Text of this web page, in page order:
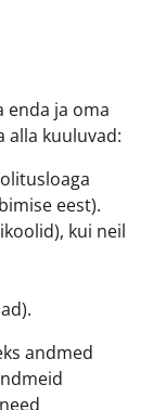
enda ja oma
alla kuuluvad:
eest).
kui neil
andmed